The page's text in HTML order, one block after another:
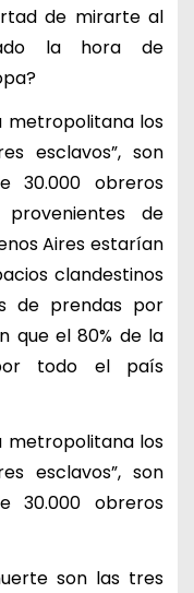
de mirarte al
la hora de
metropolitana los
esclavos”, son
30.000 obreros
de
Aires estarían
clandestinos
de prendas por
que el 80% de la
todo el país
metropolitana los
esclavos”, son
30.000 obreros
son las tres